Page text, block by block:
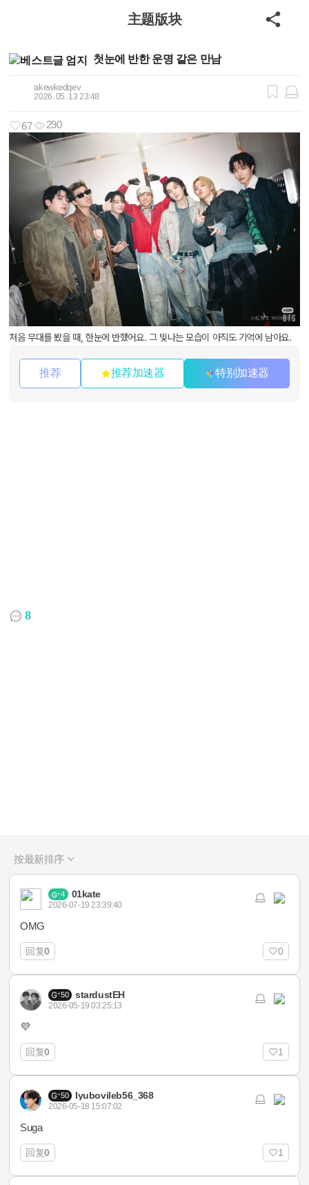
主题版块
첫눈에 반한 운명 같은 만남
akewkedgev
2026. 05. 13 23:48
67 290
처음 무대를 봤을 때, 한눈에 반했어요. 그 빛나는 모습이 아직도 기억에 남아요.
推荐 推荐加速器 特别加速器
8
按最新排序
4 01kate
2026-07-19 23:39:40
OMG
回复0 0
50 stardustEH
2026-05-19 03:25:13
💜
回复0 1
50 Iyubovileb56_368
2026-05-18 15:07:02
Suga
回复0 1